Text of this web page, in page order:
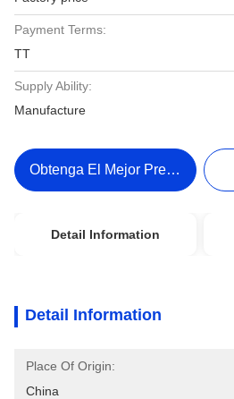
Payment Terms:
TT
Supply Ability:
Manufacture
Obtenga El Mejor Precio
Detail Information
Detail Information
Place Of Origin:
China